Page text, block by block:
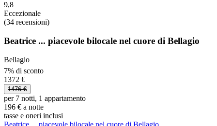
9,8
Eccezionale
(34 recensioni)
Beatrice ... piacevole bilocale nel cuore di Bellagio
Bellagio
7% di sconto
1372 €
1476 €
per 7 notti, 1 appartamento
196 € a notte
tasse e oneri inclusi